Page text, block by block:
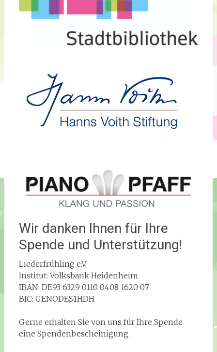
Wir danken Ihnen für Ihre
Spende und Unterstützung!
Liederfrühling e.V.
Institut: Volksbank Heidenheim
IBAN: DE93 6329 0110 0408 1620 07
BIC: GENODES1HDH
Gerne erhalten Sie von uns für Ihre Spende
eine Spendenbescheinigung.